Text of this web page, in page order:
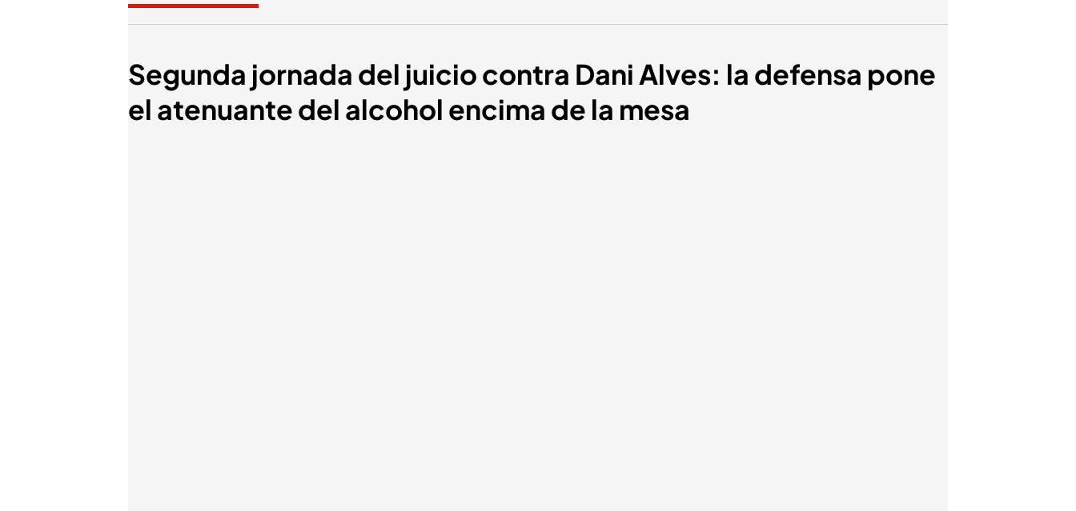
Segunda jornada del juicio contra Dani Alves: la defensa pone
el atenuante del alcohol encima de la mesa